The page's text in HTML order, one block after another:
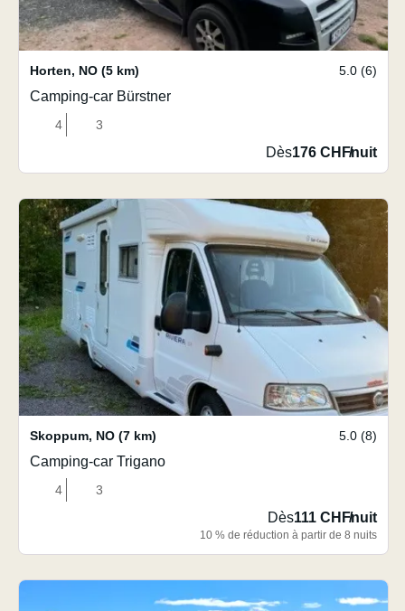
Horten, NO (5 km) 5.0 (6)
Camping-car Bürstner
4 3
Dès176 CHF/nuit
Skoppum, NO (7 km) 5.0 (8)
Camping-car Trigano
4 3
Dès111 CHF/nuit
10 % de réduction à partir de 8 nuits